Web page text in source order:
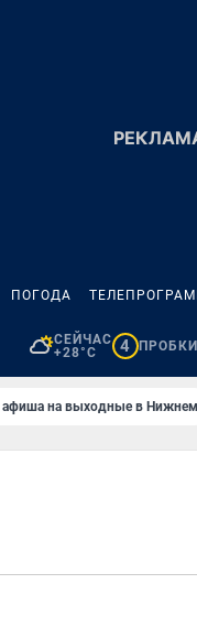
ПОГОДА
СЕЙЧАС
+28°C
4 ПРОБКИ
афиша на выходные в Нижнем